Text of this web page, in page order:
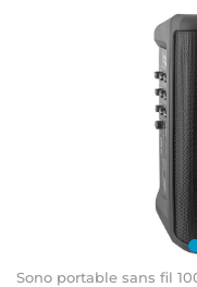
Sono portable sans fil